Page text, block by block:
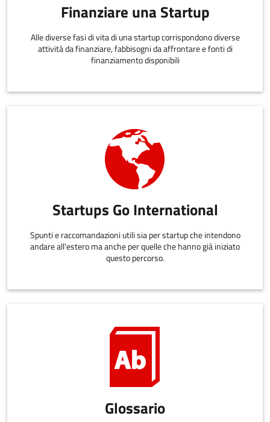
Finanziare una Startup
Alle diverse fasi di vita di una startup corrispondono diverse
attività da finanziare, fabbisogni da affrontare e fonti di
finanziamento disponibili
Startups Go International
Spunti e raccomandazioni utili sia per startup che intendono
andare all'estero ma anche per quelle che hanno già iniziato
questo percorso.
Glossario